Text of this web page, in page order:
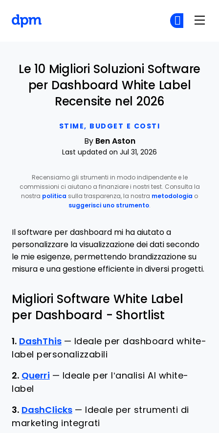
STIME, BUDGET E COSTI
Le 10 Migliori Soluzioni Software
per Dashboard White Label
Recensite nel 2026
By Ben Aston
Last updated on Jul 31, 2026
Recensiamo gli strumenti in modo indipendente e le
commissioni ci aiutano a finanziare i nostri test. Consulta la
nostra politica sulla trasparenza, la nostra metodologia o
suggerisci uno strumento.
Il software per dashboard mi ha aiutato a
personalizzare la visualizzazione dei dati secondo
le mie esigenze, permettendo brandizzazione su
misura e una gestione efficiente in diversi progetti.
Migliori Software White Label
per Dashboard - Shortlist
1. DashThis — Ideale per dashboard white-
label personalizzabili
2. Querri — Ideale per l’analisi AI white-
label
3. DashClicks —
Ideale per strumenti di
marketing integrati